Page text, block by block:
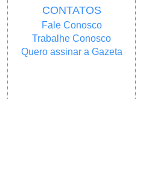
CONTATOS
Fale Conosco
Trabalhe Conosco
Quero assinar a Gazeta